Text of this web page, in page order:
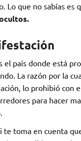
Lo que no sabías
el país donde está
La razón por la
lo prohibió con
para hacer
te toma en cuenta